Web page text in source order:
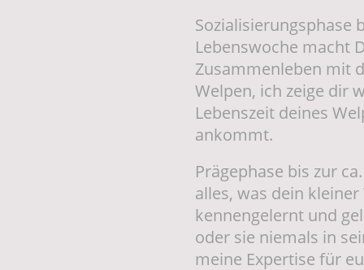
Sozialisierungsphase
Lebenswoche macht
Zusammenleben mit
Welpen, ich zeige dir
Lebenszeit deines
ankommt.
Prägephase bis zur
alles, was dein
kennengelernt und
oder sie niemals in
meine Expertise für